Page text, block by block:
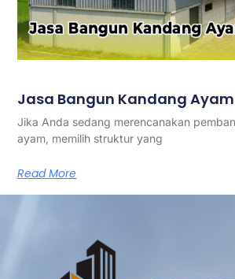
Jasa Bangun Kandang Ayam
Jika Anda sedang merencanakan
ayam, memilih struktur yang
Read More